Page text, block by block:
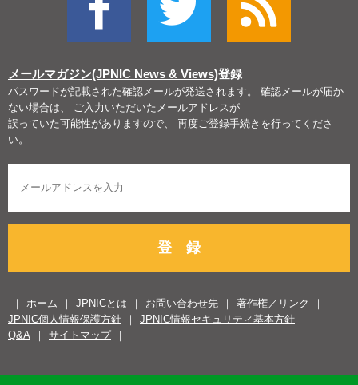
メールマガジン(JPNIC News & Views)登録
パスワードが記載された確認メールが発送されます。 確認メールが届か
ない場合は、 ご入力いただいたメールアドレスが
誤っていた可能性がありますので、 再度ご登録手続きを行ってくださ
い。
登 録
ホーム JPNICとは お問い合わせ先
著作権／リンク
JPNIC個人情報保護方針
JPNIC情報セキュリティ基本方針
Q&A
サイトマップ